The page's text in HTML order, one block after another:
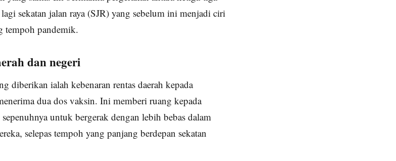
sekatan jalan raya (SJR) yang sebelum ini menjadi ciri
tempoh pandemik.
dan negeri
diberikan ialah kebenaran rentas daerah kepada
dua dos vaksin. Ini memberi ruang kepada
untuk bergerak dengan lebih bebas dalam
selepas tempoh yang panjang berdepan sekatan